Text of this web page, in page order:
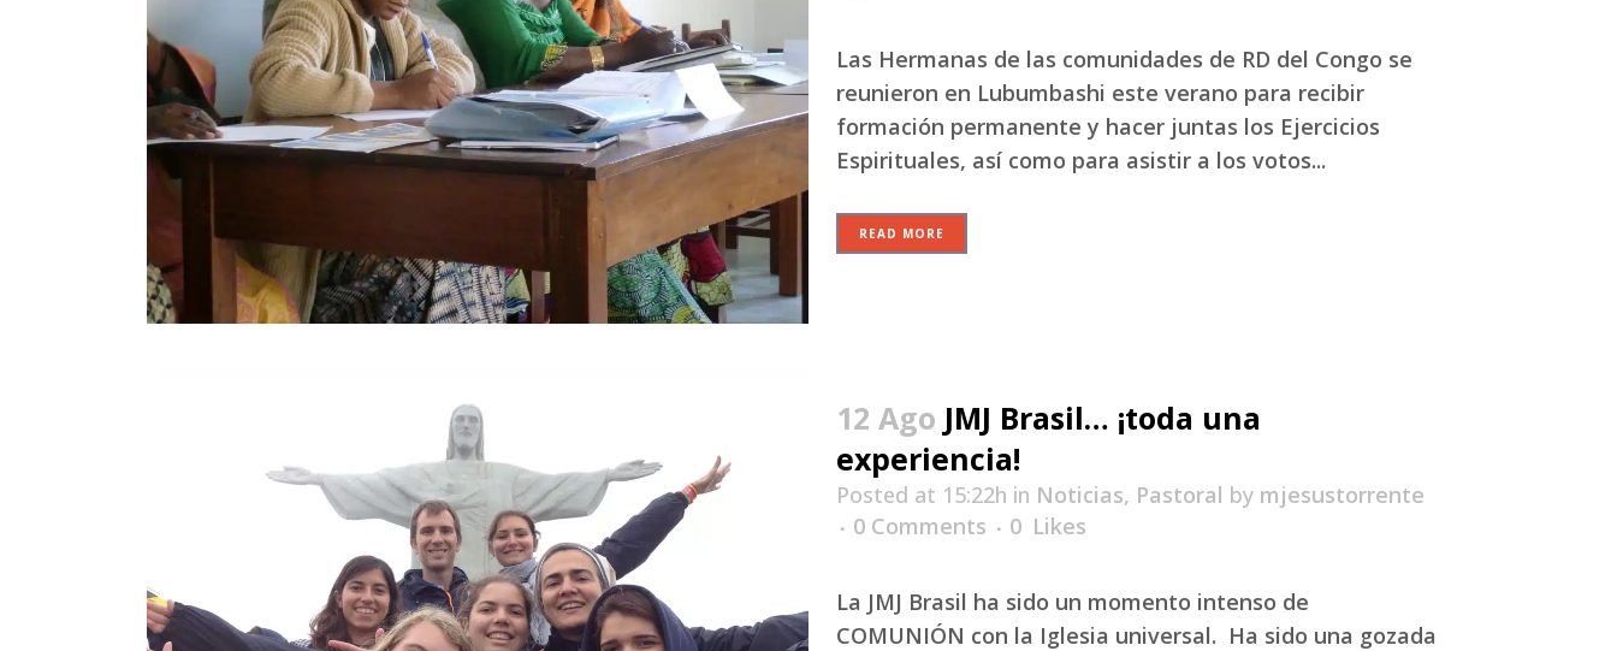
Las Hermanas de las comunidades de RD del Congo se
reunieron en Lubumbashi este verano para recibir
formación permanente y hacer juntas los Ejercicios
Espirituales, así como para asistir a los votos...
READ MORE
12 Ago JMJ Brasil… ¡toda una
experiencia!
Posted at 15:22h in Noticias, Pastoral by mjesustorrente
0 Comments
0 Likes
La JMJ Brasil ha sido un momento intenso de
COMUNIÓN con la Iglesia universal. Ha sido una gozada